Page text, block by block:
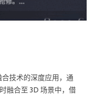
技术的深度应用，通
融合至 3D 场景中，借